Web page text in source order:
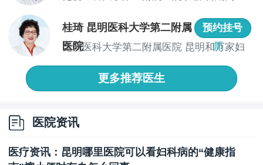
过度劳累和剧烈运动，保持充足的休息并注意个人卫
生。如果手术难度较大或术后反应严重，则需要适当延
长休息时间。同时，女性在取环后还应密切关注身体状
欣和万家医院是一家以妇科相关为主的妇科专科医院，
在妇科炎症等方面都有较为不错的治疗经验，目前医院
的，医院提供线上挂号服务，提供下信息到院即可直接
桂琦 昆明医科大学第二附属
医院
主任医
师
预约挂号
昆明医科大学第二附属医院 昆明和万家妇
更多推荐医生
医院资讯
医疗资讯：昆明哪里医院可以看妇科病的“健康指